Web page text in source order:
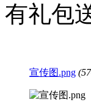
有礼包
宣传图.png